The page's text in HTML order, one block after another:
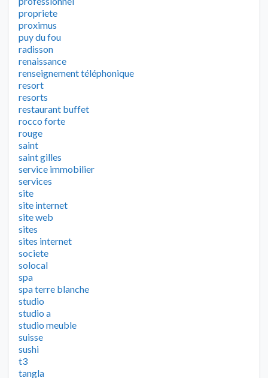
propriete
proximus
puy du fou
radisson
renaissance
renseignement téléphonique
resort
resorts
restaurant buffet
rocco forte
rouge
saint
saint gilles
service immobilier
services
site
site internet
site web
sites
sites internet
societe
solocal
spa
spa terre blanche
studio
studio a
studio meuble
suisse
sushi
t3
tangla